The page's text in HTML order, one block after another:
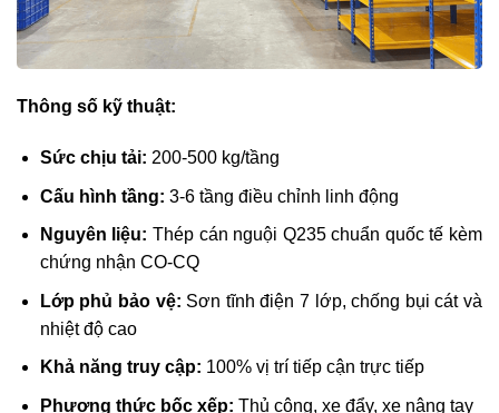
Thông số kỹ thuật:
Sức chịu tải: 200-500 kg/tầng
Cấu hình tầng: 3-6 tầng điều chỉnh linh động
Nguyên liệu: Thép cán nguội Q235 chuẩn quốc tế kèm
chứng nhận CO-CQ
Lớp phủ bảo vệ: Sơn tĩnh điện 7 lớp, chống bụi cát và
nhiệt độ cao
Khả năng truy cập: 100% vị trí tiếp cận trực tiếp
Phương thức bốc xếp: Thủ công, xe đẩy, xe nâng tay